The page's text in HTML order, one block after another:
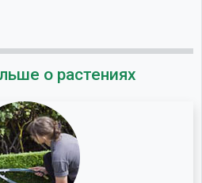
о растениях